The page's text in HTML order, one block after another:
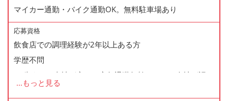
◆交通費支給
◆マイカー通勤・バイク通勤OK
◆無料駐車場あり
◆まかない制度あり（1日1食・無料）
◆再雇用制度あり
◆通勤手当あり
マイカー通勤・バイク通勤OK。無料駐車場あり
応募資格
飲食店での調理経験が2年以上ある方
学歴不問
60歳まで（当社が定める定年退職年齢のため・会社が認め
た場合はこの限りではありません）
... もっと見る